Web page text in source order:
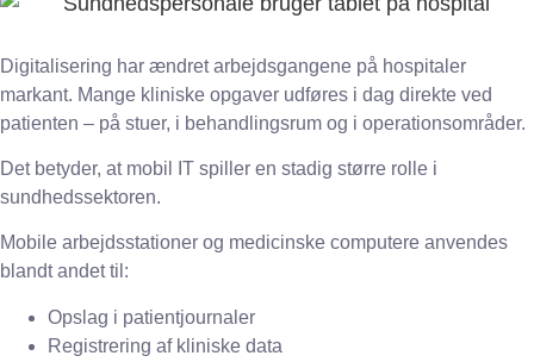
Digitalisering har ændret arbejdsgangene på hospitaler
markant. Mange kliniske opgaver udføres i dag direkte ved
patienten – på stuer, i behandlingsrum og i operationsområder.
Det betyder, at mobil IT spiller en stadig større rolle i
sundhedssektoren.
Mobile arbejdsstationer og medicinske computere anvendes
blandt andet til:
Opslag i patientjournaler
Registrering af kliniske data